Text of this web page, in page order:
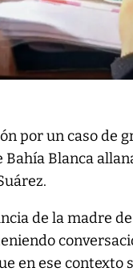
por un caso de
Blanca
de la madre
en ese contexto